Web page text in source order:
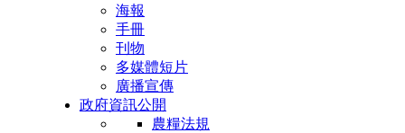
海報
手冊
刊物
多媒體短片
廣播宣傳
政府資訊公開
農糧法規